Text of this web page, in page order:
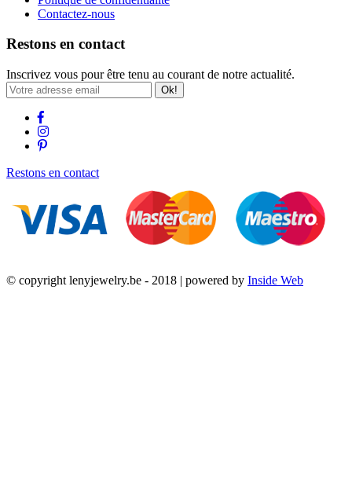
Contactez-nous
Restons en contact
Inscrivez vous pour être tenu au courant de notre actualité.
Ok!
Restons en contact
© copyright lenyjewelry.be - 2018 | powered by Inside Web